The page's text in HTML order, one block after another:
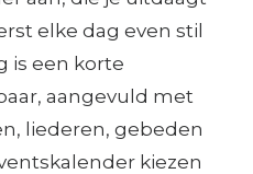
elke dag even stil
is een korte
aangevuld met
liederen, gebeden
kiezen